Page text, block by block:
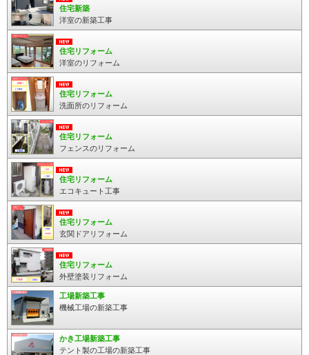
住宅新築
洋室の新築工事
住宅リフォーム
洋室のリフォーム
住宅リフォーム
洗面所のリフォーム
住宅リフォーム
フェンスのリフォーム
住宅リフォーム
エコキュート工事
住宅リフォーム
玄関ドアリフォーム
住宅リフォーム
外壁塗装リフォーム
工場新築工事
機械工場の新築工事
かき工場新築工事
テント製の工場の新築工事